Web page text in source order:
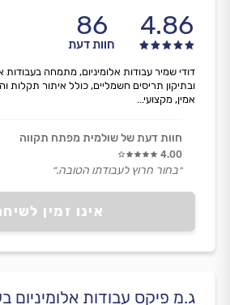
4.86
86
חוות דעת
אינו זמין
דודי שמיר עבודות אלומיניום, מתמחה בעבודות
ובתיקון תריסים חשמליים, כולל איתור תקלות
אמין, מקצועי...
חוות דעת של שולמית מפתח תקווה
4.00
״בחור חרוץ לעבודתו הטובה.״
ג.מ פיקס עבודות אלומיניום